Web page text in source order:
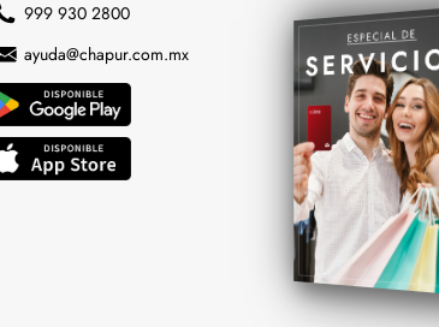
999 930 2800
ayuda@chapur.com.mx